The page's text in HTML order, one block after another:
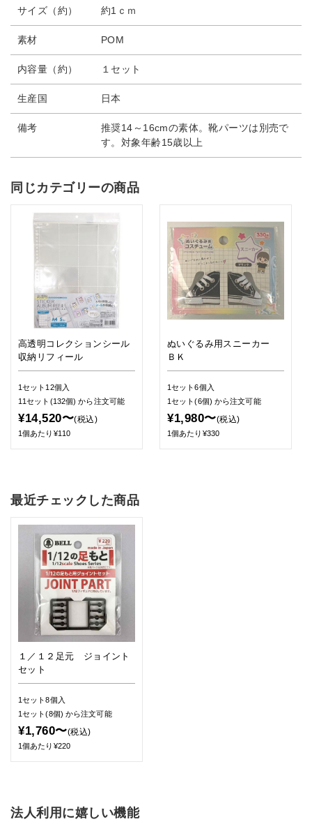
サイズ（約） 約1ｃｍ
素材 POM
内容量（約） １セット
生産国 日本
備考
推奨14～16cmの素体。靴パーツは別売で
す。対象年齢15歳以上
同じカテゴリーの商品
高透明コレクションシール
収納リフィール
1セット12個入
11セット(132個)から注文可能
¥14,520〜(税込)
1個あたり¥110
ぬいぐるみ用スニーカー
ＢＫ
1セット6個入
1セット(6個) から注文可能
¥1,980〜(税込)
1個あたり¥330
最近チェックした商品
１／１２足元 ジョイント
セット
1セット8個入
1セット(8個) から注文可能
¥1,760〜(税込)
1個あたり¥220
法人利用に嬉しい機能